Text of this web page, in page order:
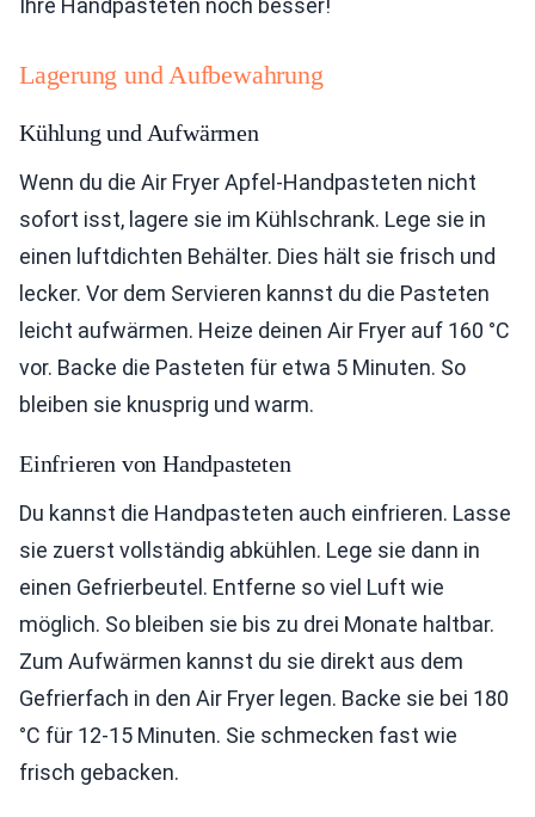
Ihre Handpasteten noch besser!
Lagerung und Aufbewahrung
Kühlung und Aufwärmen
Wenn du die Air Fryer Apfel-Handpasteten nicht
sofort isst, lagere sie im Kühlschrank. Lege sie in
einen luftdichten Behälter. Dies hält sie frisch und
lecker. Vor dem Servieren kannst du die Pasteten
leicht aufwärmen. Heize deinen Air Fryer auf 160 °C
vor. Backe die Pasteten für etwa 5 Minuten. So
bleiben sie knusprig und warm.
Einfrieren von Handpasteten
Du kannst die Handpasteten auch einfrieren. Lasse
sie zuerst vollständig abkühlen. Lege sie dann in
einen Gefrierbeutel. Entferne so viel Luft wie
möglich. So bleiben sie bis zu drei Monate haltbar.
Zum Aufwärmen kannst du sie direkt aus dem
Gefrierfach in den Air Fryer legen. Backe sie bei 180
°C für 12-15 Minuten. Sie schmecken fast wie
frisch gebacken.